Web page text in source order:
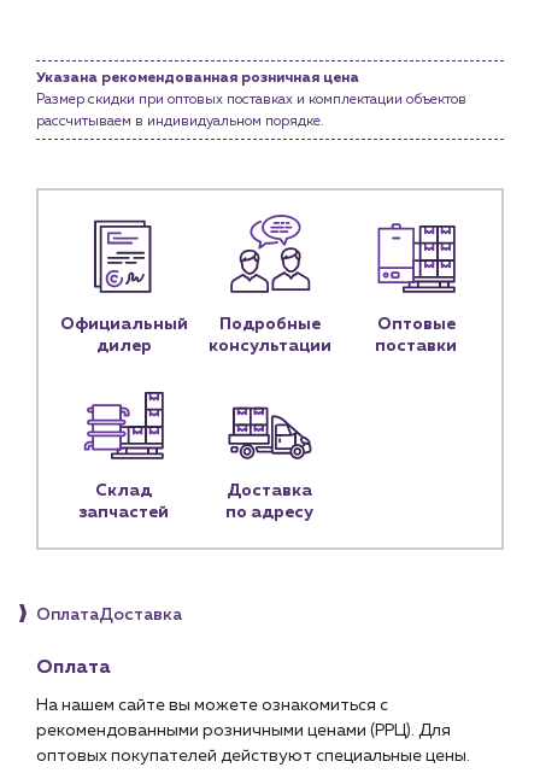
Сервис и обслуживание инженерных систем
Доставка
Блог
Личный кабинет
Контакты
Наши партнёры
Чат-бот
+7 (918) 070-19-79
sales@profpotok.ru
Указана рекомендованная розничная цена
Размер скидки при оптовых поставках и комплектации объектов
рассчитываем в индивидуальном порядке.
Официальный
дилер
Подробные
консультации
Оптовые
поставки
Склад
запчастей
Доставка
по адресу
ОплатаДоставка
Оплата
На нашем сайте вы можете ознакомиться с
рекомендованными розничными ценами (РРЦ). Для
оптовых покупателей действуют специальные цены.